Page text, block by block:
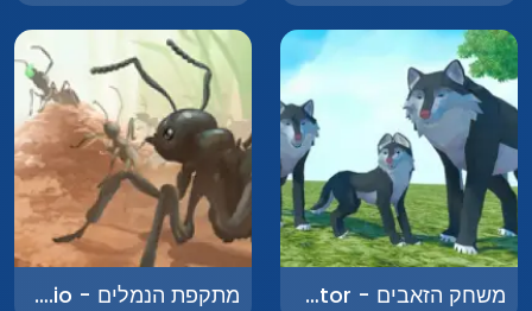
משחק הזאבים - Wolf Family Simulator מתקפת הנמלים - Ants.io